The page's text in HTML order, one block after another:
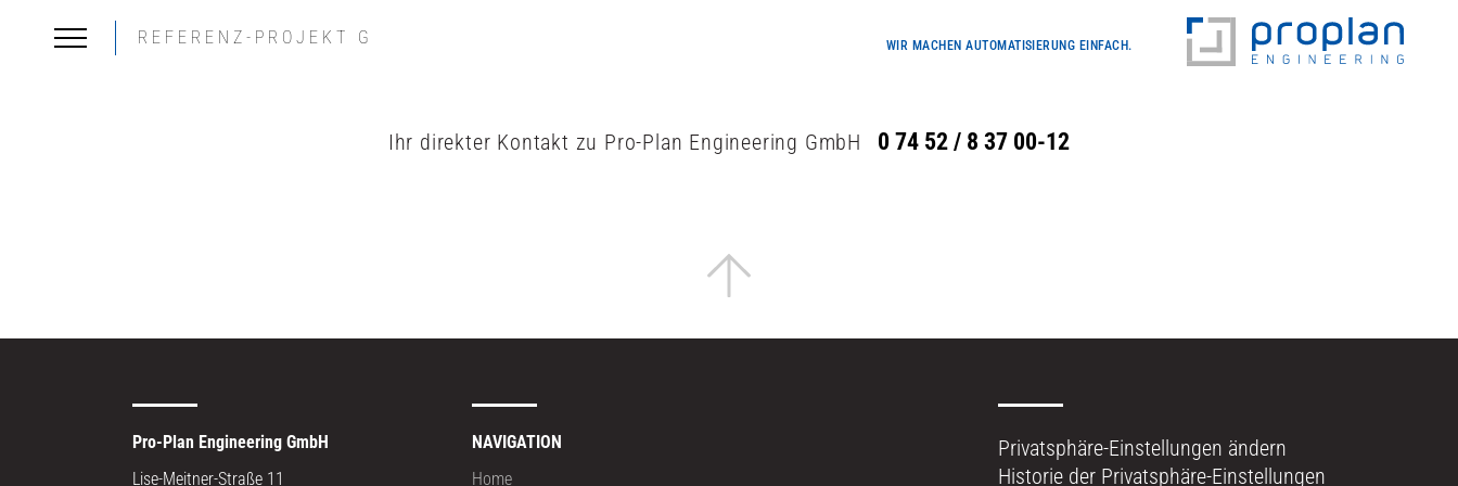
REFERENZ-PROJEKT G WIR MACHEN AUTOMATISIERUNG EINFACH.
Ihr direkter Kontakt zu Pro-Plan Engineering GmbH 0 74 52 / 8 37 00-12
Pro-Plan Engineering GmbH
Lise-Meitner-Straße 11
NAVIGATION
Home
Privatsphäre-Einstellungen ändern
Historie der Privatsphäre-Einstellungen